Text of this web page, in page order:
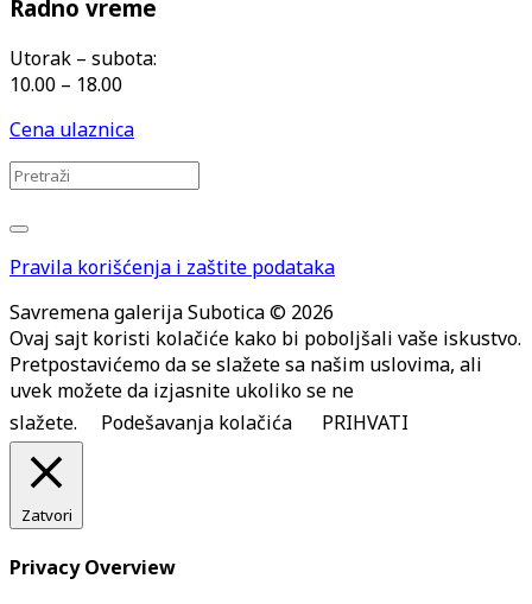
Radno vreme
Utorak – subota:
10.00 – 18.00
Cena ulaznica
Pravila korišćenja i zaštite podataka
Savremena galerija Subotica © 2026
Ovaj sajt koristi kolačiće kako bi poboljšali vaše iskustvo.
Pretpostavićemo da se slažete sa našim uslovima, ali
uvek možete da izjasnite ukoliko se ne
slažete.
Podešavanja kolačića PRIHVATI
Zatvori
Privacy Overview